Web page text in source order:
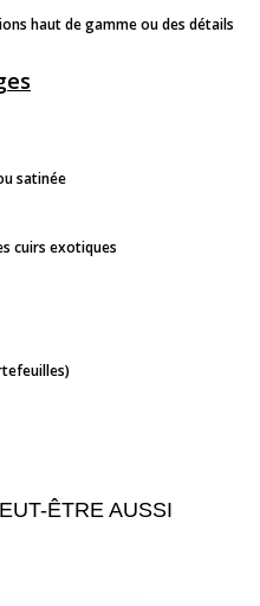
haut de gamme ou des détails
satinée
cuirs exotiques
ÊTRE AUSSI